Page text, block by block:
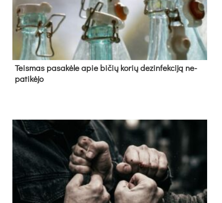
Teis­mas pa­sa­kė­le apie bi­čių ko­rių de­zin­fek­ci­ją ne­
pa­ti­kė­jo